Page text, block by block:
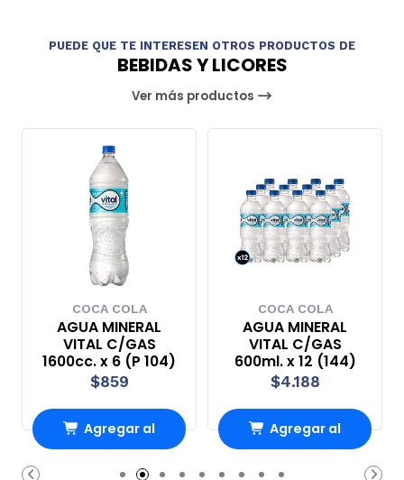
PUEDE QUE TE INTERESEN OTROS PRODUCTOS DE
BEBIDAS Y LICORES
Ver más productos
COCA COLA
AGUA MINERAL
VITAL C/GAS
1600cc. x 6 (P 104)
$859
Agregar al
carrito
COCA COLA
AGUA MINERAL
VITAL C/GAS
600ml. x 12 (144)
$4.188
Agregar al
carrito